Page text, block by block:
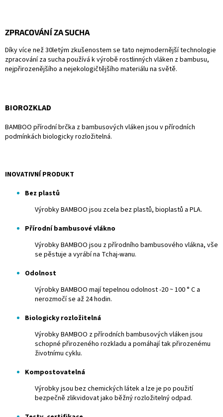
ZPRACOVÁNÍ ZA SUCHA
Díky více než 30letým zkušenostem se tato nejmodernější technologie
zpracování za sucha používá k výrobě rostlinných vláken z bambusu,
nejpřirozenějšího a nejekologičtějšího materiálu na světě.
BIOROZKLAD
BAMBOO přírodní brčka z bambusových vláken jsou v přírodních
podmínkách biologicky rozložitelná.
INOVATIVNÍ PRODUKT
Bez plastů
Výrobky BAMBOO jsou zcela bez plastů, bioplastů a PLA.
Přírodní bambusové vlákno
Výrobky BAMBOO jsou z přírodního bambusového vlákna, vše
se pěstuje a vyrábí na Tchaj-wanu.
Odolnost
Výrobky BAMBOO mají tepelnou odolnost -20 ~ 100 ° C a
nerozmočí se až 24 hodin.
Biologicky rozložitelná
Výrobky BAMBOO z přírodních bambusových vláken jsou
schopné přirozeného rozkladu a pomáhají tak přirozenému
životnímu cyklu.
Kompostovatelná
Výrobky jsou bez chemických látek a lze je po použití
bezpečně zlikvidovat jako běžný rozložitelný odpad.